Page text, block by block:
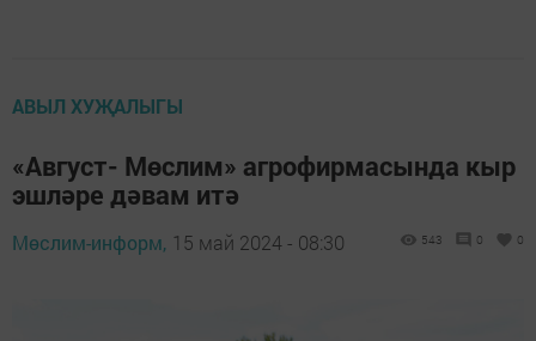
АВЫЛ ХУҖАЛЫГЫ
«Август- Мөслим» агрофирмасында кыр
эшләре дәвам итә
Мөслим-информ, 15 май 2024 - 08:30 543 0 0